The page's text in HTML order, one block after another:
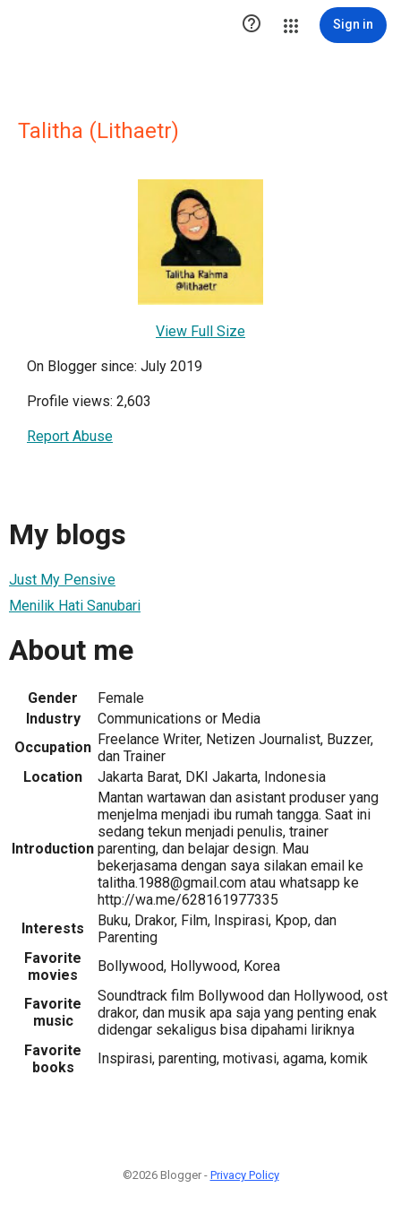
 Sign in
Talitha (Lithaetr)
View Full Size
On Blogger since: July 2019
Profile views: 2,603
Report Abuse
My blogs
Just My Pensive
Menilik Hati Sanubari
About me
Gender
Female
Industry
Communications or Media
Occupation Freelance Writer, Netizen Journalist, Buzzer,
dan Trainer
Location
Jakarta Barat, DKI Jakarta, Indonesia
Introduction
Mantan wartawan dan asistant produser yang
menjelma menjadi ibu rumah tangga. Saat ini
sedang tekun menjadi penulis, trainer
parenting, dan belajar design. Mau
bekerjasama dengan saya silakan email ke
talitha.1988@gmail.com atau whatsapp ke
http://wa.me/628161977335
Interests
Buku, Drakor, Film, Inspirasi, Kpop, dan
Parenting
Favorite
movies
Bollywood, Hollywood, Korea
Favorite
music
Soundtrack film Bollywood dan Hollywood, ost
drakor, dan musik apa saja yang penting enak
didengar sekaligus bisa dipahami liriknya
Favorite
books
Inspirasi, parenting, motivasi, agama, komik
©2026 Blogger - Privacy Policy